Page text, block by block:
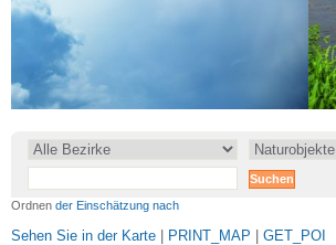
•
Ordnen der Einschätzung nach
Sehen Sie in der Karte PRINT_MAP
GET_POI